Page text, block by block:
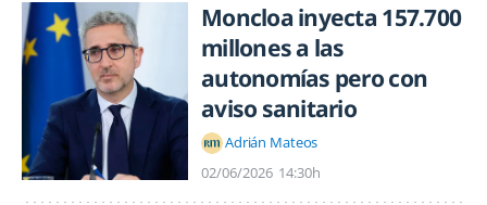
Moncloa inyecta 157.700
millones a las
autonomías pero con
aviso sanitario
Adrián Mateos
02/06/2026 14:30h